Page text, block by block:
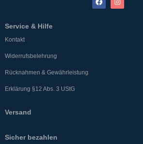
Service & Hilfe
Kontakt
Widerrufsbelehrung
Rücknahmen & Gewährleistung
Erklärung §12 Abs. 3 UStG
Versand
Sicher bezahlen